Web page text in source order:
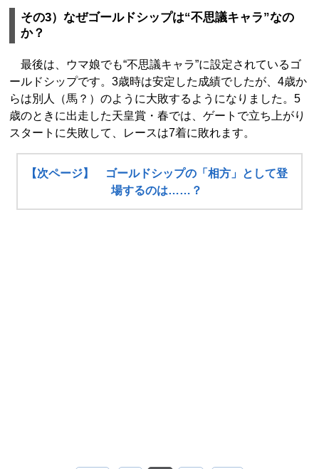
その3）なぜゴールドシップは“不思議キャラ”なの
か？
最後は、ウマ娘でも“不思議キャラ”に設定されているゴ
ールドシップです。3歳時は安定した成績でしたが、4歳か
らは別人（馬？）のように大敗するようになりました。5
歳のときに出走した天皇賞・春では、ゲートで立ち上がり
スタートに失敗して、レースは7着に敗れます。
【次ページ】 ゴールドシップの「相方」として登
場するのは……？